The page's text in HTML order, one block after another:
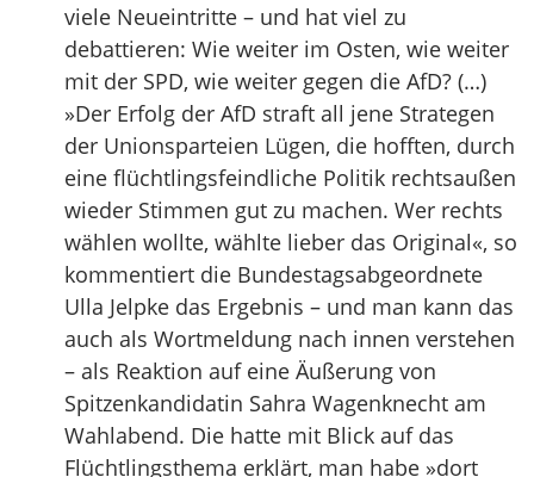
viele Neueintritte – und hat viel zu
debattieren: Wie weiter im Osten, wie weiter
mit der SPD, wie weiter gegen die AfD? (…)
»Der Erfolg der AfD straft all jene Strategen
der Unionsparteien Lügen, die hofften, durch
eine flüchtlingsfeindliche Politik rechtsaußen
wieder Stimmen gut zu machen. Wer rechts
wählen wollte, wählte lieber das Original«, so
kommentiert die Bundestagsabgeordnete
Ulla Jelpke das Ergebnis – und man kann das
auch als Wortmeldung nach innen verstehen
– als Reaktion auf eine Äußerung von
Spitzenkandidatin Sahra Wagenknecht am
Wahlabend. Die hatte mit Blick auf das
Flüchtlingsthema erklärt, man habe »dort